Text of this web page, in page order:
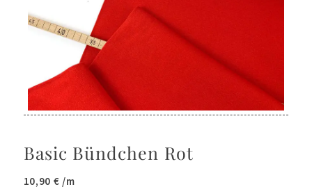
Basic Bündchen Rot
10,90 € /m